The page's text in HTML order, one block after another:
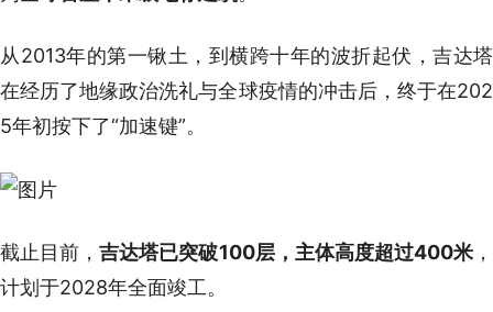
从2013年的第一锹土，到横跨十年的波折起伏，吉达塔
在经历了地缘政治洗礼与全球疫情的冲击后，终于在202
5年初按下了“加速键”。
截止目前，吉达塔已突破100层，主体高度超过400米，
计划于2028年全面竣工。